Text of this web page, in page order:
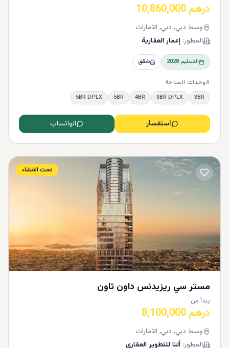
درهم 10,860,000
وسط دبي, دبي, الامارات
المطور: إعمار العقارية
التسليم2028 شقق
الوحدات المتاحة
3BR
3BR DPLX
4BR
5BR
5BR DPLX
استفسار الواتساب
تحت الانشاء
مستر سي ريزيدنس داون تاون
يبدأ من
درهم 8,100,000
وسط دبي, دبي, الامارات
المطور: ألتا للتطوير العقاري